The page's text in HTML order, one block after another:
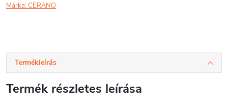
Márka:CERANO
Termékleírás
Termék részletes leírása